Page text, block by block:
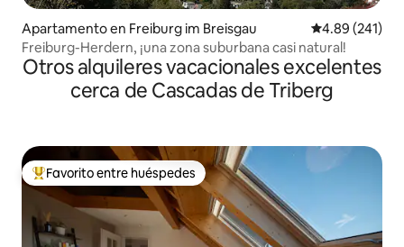
Apartamento en Freiburg im Breisgau Calificación
4.89 (241)
Freiburg-Herdern, ¡una zona suburbana casi natural!
Otros alquileres vacacionales excelentes
cerca de Cascadas de Triberg
Favorito entre huéspedes preferido
Favorito entre huéspedes